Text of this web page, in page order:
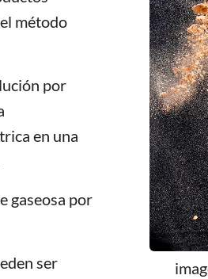
método
por
en una
gaseosa por
ser